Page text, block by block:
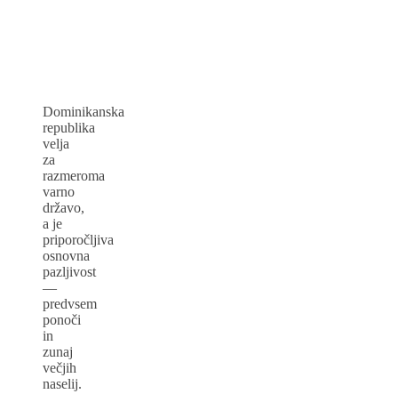
Dominikanska
republika
velja
za
razmeroma
varno
državo,
a je
priporočljiva
osnovna
pazljivost
—
predvsem
ponoči
in
zunaj
večjih
naselij.